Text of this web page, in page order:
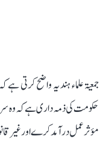
جمعیۃ علماء ہند یہ واضح کرتی
حکومت کی ذمہ داری ہے کہ وہ
مؤثر عمل درآمد کرے اور غیر